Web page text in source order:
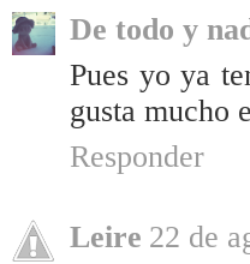
De todo y
Pues yo ya
gusta mucho
Responder
Leire 22 de